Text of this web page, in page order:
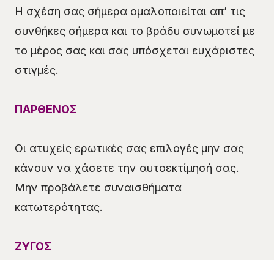
Η σχέση σας σήμερα ομαλοποιείται απ’ τις
συνθήκες σήμερα και το βράδυ συνωμοτεί με
το μέρος σας και σας υπόσχεται ευχάριστες
στιγμές.
ΠΑΡΘΕΝΟΣ
Οι ατυχείς ερωτικές σας επιλογές μην σας
κάνουν να χάσετε την αυτοεκτίμησή σας.
Μην προβάλετε συναισθήματα
κατωτερότητας.
ΖΥΓΟΣ